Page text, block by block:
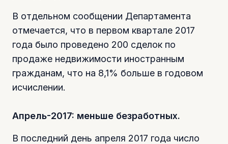
В отдельном сообщении Департамента
отмечается, что в первом квартале 2017
года было проведено 200 сделок по
продаже недвижимости иностранным
гражданам, что на 8,1% больше в годовом
исчислении.
Апрель-2017: меньше безработных.
В последний день апреля 2017 года число